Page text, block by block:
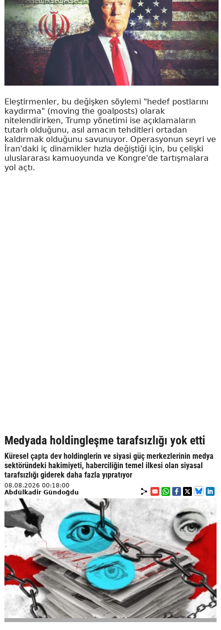
Eleştirmenler, bu değişken söylemi "hedef postlarını
kaydırma" (moving the goalposts) olarak
nitelendirirken, Trump yönetimi ise açıklamaların
tutarlı olduğunu, asıl amacın tehditleri ortadan
kaldırmak olduğunu savunuyor. Operasyonun seyri ve
İran'daki iç dinamikler hızla değiştiği için, bu çelişki
uluslararası kamuoyunda ve Kongre'de tartışmalara
yol açtı.
Medyada holdingleşme tarafsızlığı yok etti
Küresel çapta dev holdinglerin ve siyasi güç merkezlerinin medya
sektöründeki hakimiyeti, haberciliğin temel ilkesi olan siyasal
tarafsızlığı giderek daha fazla yıpratıyor
08.08.2026 00:18:00
Abdülkadir Gündoğdu